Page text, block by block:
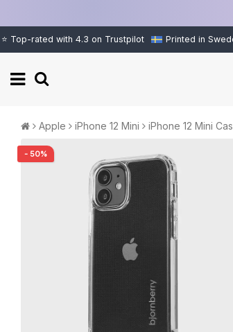
⭐ Top-rated with 4.3 on Trustpilot Printed in
Apple iPhone 12 Mini iPhone 12 Mini
- 50%